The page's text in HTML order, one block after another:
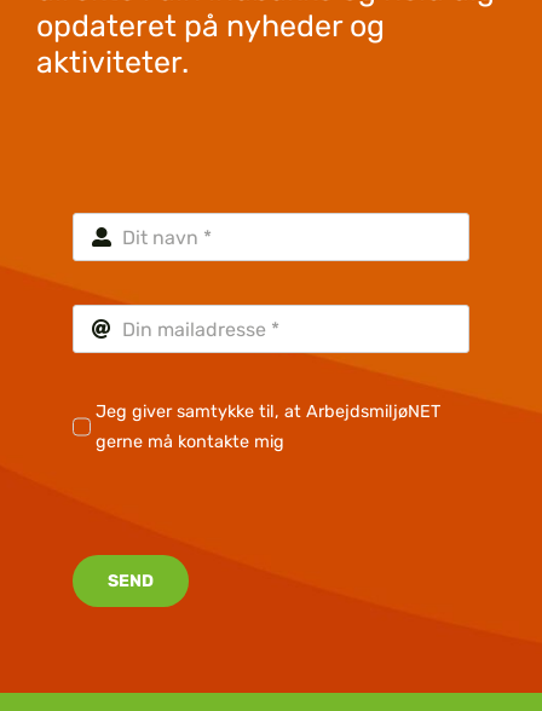
opdateret på nyheder og
aktiviteter.
Jeg giver samtykke til, at ArbejdsmiljøNET
gerne må kontakte mig
SEND